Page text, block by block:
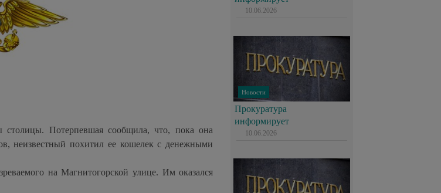
Потерпевшая сообщила, что, пока она
неизвестный похитил ее кошелек с денежными
на Магнитогорской улице. Им оказался
10.06.2026
Новости
Прокуратура
информирует
10.06.2026